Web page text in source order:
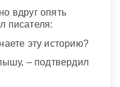
вдруг опять
писателя:
эту историю?
– подтвердил